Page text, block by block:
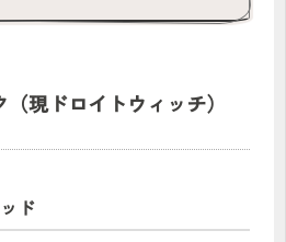
現ドロイトウィッチ）
ド